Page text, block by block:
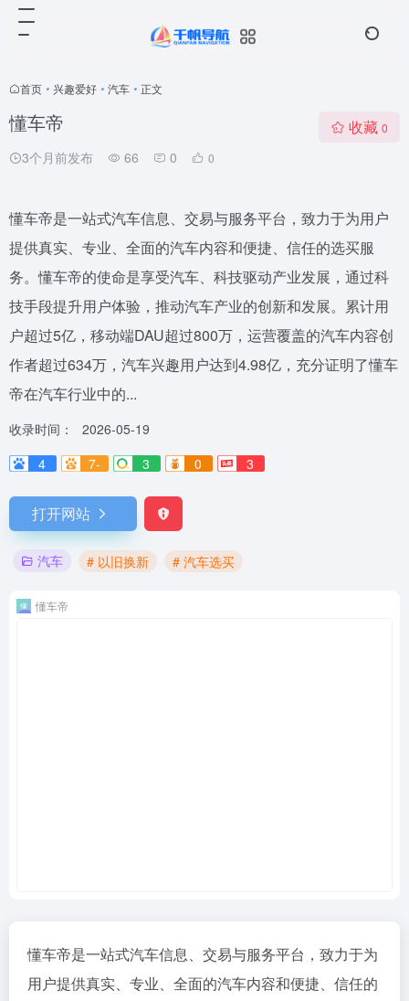
首页 • 兴趣爱好 • 汽车 • 正文
懂车帝
3个月前发布 66 0 0
收藏 0
懂车帝是一站式汽车信息、交易与服务平台，致力于为用户
提供真实、专业、全面的汽车内容和便捷、信任的选买服
务。懂车帝的使命是享受汽车、科技驱动产业发展，通过科
技手段提升用户体验，推动汽车产业的创新和发展。累计用
户超过5亿，移动端DAU超过800万，运营覆盖的汽车内容创
作者超过634万，汽车兴趣用户达到4.98亿，充分证明了懂车
帝在汽车行业中的...
收录时间：
2026-05-19
4
7- 3 0 3
打开网站
汽车 # 以旧换新 # 汽车选买
懂车帝
懂车帝是一站式汽车信息、交易与服务平台，致力于为
用户提供真实、专业、全面的汽车内容和便捷、信任的